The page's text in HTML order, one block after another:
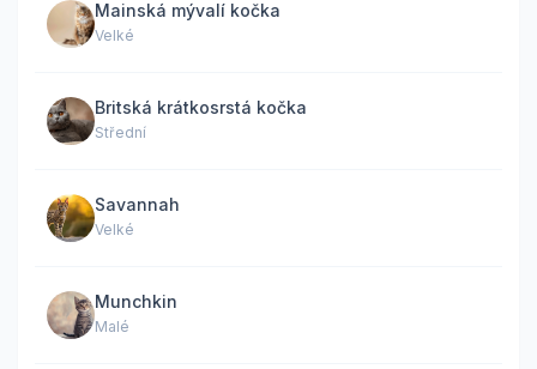
Mainská mývalí kočka
Velké
Britská krátkosrstá kočka
Střední
Savannah
Velké
Munchkin
Malé